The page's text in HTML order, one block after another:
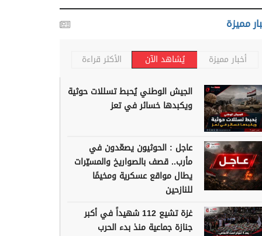
مميزة
أخبار مميزة يُشاهد الآن الأكثر قراءة
الجيش الوطني يُحبط تسللات حوثية
ويكبدها خسائر في تعز
عاجل : الحوثيون يصعّدون في
مأرب.. قصف بالصواريخ والمسيّرات
يطال مواقع عسكرية ومخيمًا
للنازحين
غزة تشيع 112 شهيداً في أكبر
جنازة جماعية منذ بدء الحرب